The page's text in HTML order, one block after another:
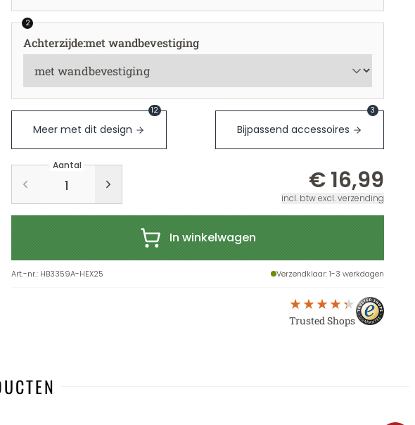
2
Achterzijde:met wandbevestiging
Meer met dit design
12
Bijpassend accessoires
3
Aantal
€ 16,99
incl. btw excl. verzending
In winkelwagen
Art.-nr.: HB3359A-HEX25 Verzendklaar: 1-3 werkdagen
Trusted Shops